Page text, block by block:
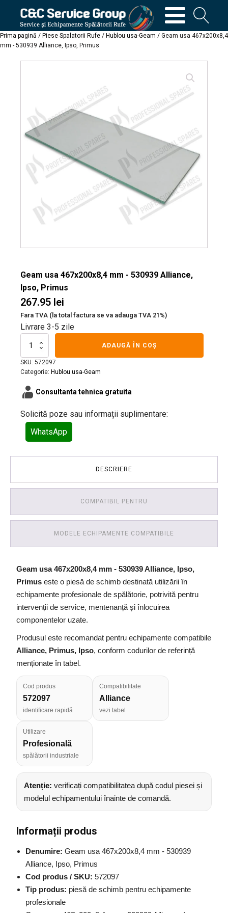
Prima pagină / Piese Spalatorii Rufe / Hublou usa-Geam / Geam usa 467x200x8,4
mm - 530939 Alliance, Ipso, Primus
🔍
Geam usa 467x200x8,4 mm - 530939 Alliance,
Ipso, Primus
267.95 lei
Fara TVA (la total factura se va adauga TVA 21%)
Livrare 3-5 zile
Cantitate
usa
467x200x8,4
530939
Alliance,
Ipso,
Primus
ADAUGĂ ÎN COȘ
SKU: 572097
Categorie: Hublou usa-Geam
contacts_product Consultanta tehnica gratuita
Solicită poze sau informații suplimentare:
WhatsApp
DESCRIERE
COMPATIBIL PENTRU
MODELE ECHIPAMENTE COMPATIBILE
Geam usa 467x200x8,4 mm - 530939 Alliance, Ipso,
Primus este o piesă de schimb destinată utilizării în
echipamente profesionale de spălătorie, potrivită pentru
intervenții de service, mentenanță și înlocuirea
componentelor uzate.
Produsul este recomandat pentru echipamente compatibile
Alliance, Primus, Ipso, conform codurilor de referință
menționate în tabel.
Cod produs
572097
identificare rapidă
Compatibilitate
Alliance
vezi tabel
Utilizare
Profesională
spălătorii industriale
Atenție: verificați compatibilitatea după codul piesei și
modelul echipamentului înainte de comandă.
Informații produs
Denumire: Geam usa 467x200x8,4 mm - 530939
Alliance, Ipso, Primus
Cod produs / SKU: 572097
Tip produs: piesă de schimb pentru echipamente
profesionale